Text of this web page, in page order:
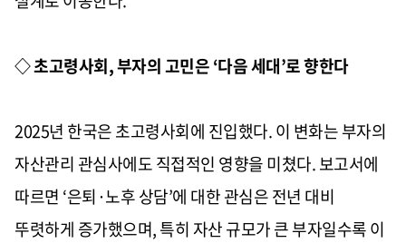
◇ 초고령사회, 부자의 고민은 ‘다음 세대’로 향한다
2025년 한국은 초고령사회에 진입했다. 이 변화는 부자의
자산관리 관심사에도 직접적인 영향을 미쳤다. 보고서에
따르면 ‘은퇴·노후 상담’에 대한 관심은 전년 대비
뚜렷하게 증가했으며, 특히 자산 규모가 큰 부자일수록 이